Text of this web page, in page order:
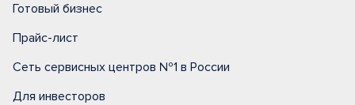
Готовый бизнес
Прайс-лист
Сеть сервисных центров №1 в России
Для инвесторов